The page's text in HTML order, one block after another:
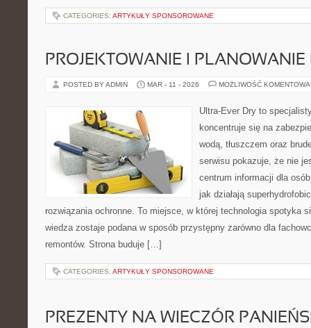
CATEGORIES: ARTYKUŁY SPONSOROWANE
PROJEKTOWANIE I PLANOWANIE
POSTED BY ADMIN MAR - 11 - 2026 MOŻLIWOŚĆ
Ultra-Ever Dry to
koncentruje się na
wodą, tłuszczem oraz
serwisu pokazuje, że nie
centrum informacji dla
jak działają
rozwiązania ochronne. To miejsce, w której technologia spotyka
wiedza zostaje podana w sposób przystępny zarówno dla
remontów. Strona buduje […]
CATEGORIES: ARTYKUŁY SPONSOROWANE
PREZENTY NA WIECZÓR